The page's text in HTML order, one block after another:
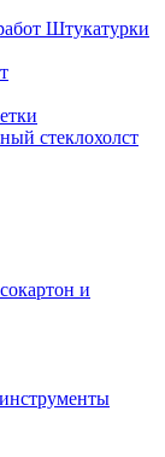
Штукатурки
стеклохолст
и